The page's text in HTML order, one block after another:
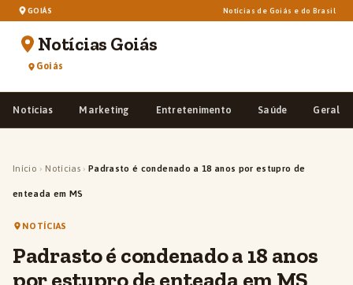
GOIÁS Notícias de Goiás e do Brasil
Notícias Goiás
Goiás
Notícias Marketing Entretenimento Saúde Geral
Início › Notícias › Padrasto é condenado a 18 anos por estupro de
enteada em MS
NOTÍCIAS
Padrasto é condenado a 18 anos